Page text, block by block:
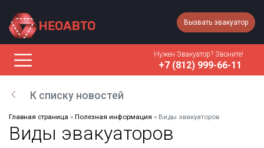
Вызвать эвакуатор
Нужен Эвакуатор? Звоните!
+7 (812) 999-66-11
К списку новостей
Главная страница » Полезная информация » Виды эвакуаторов
Виды эвакуаторов